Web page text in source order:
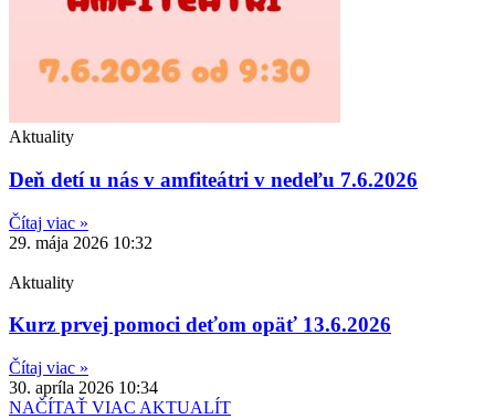
Aktuality
Deň detí u nás v amfiteátri v nedeľu 7.6.2026
Čítaj viac »
29. mája 2026 10:32
Aktuality
Kurz prvej pomoci deťom opäť 13.6.2026
Čítaj viac »
30. apríla 2026 10:34
NAČÍTAŤ VIAC AKTUALÍT